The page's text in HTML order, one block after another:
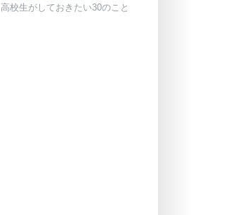
高校生がしておきたい30のこと